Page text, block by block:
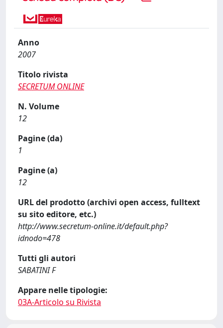
Anno
2007
Titolo rivista
SECRETUM ONLINE
N. Volume
12
Pagine (da)
1
Pagine (a)
12
URL del prodotto (archivi open access, fulltext
su sito editore, etc.)
http://www.secretum-online.it/default.php?
idnodo=478
Tutti gli autori
SABATINI F
Appare nelle tipologie:
03A-Articolo su Rivista